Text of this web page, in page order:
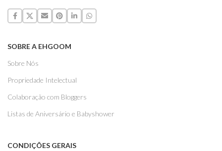
SOBRE A EHGOOM
Sobre Nós
Propriedade Intelectual
Colaboração com Bloggers
Listas de Aniversário e Babyshower
CONDIÇÕES GERAIS